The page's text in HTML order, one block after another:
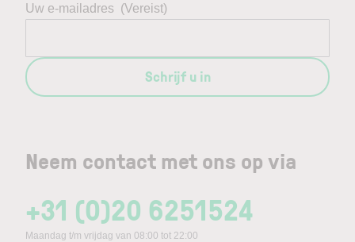
Neem contact met ons op via
+31 (0)20 6251524
Maandag t/m vrijdag van 08:00 tot 22:00
Uw e-mailadres (Vereist)
Schrijf u in